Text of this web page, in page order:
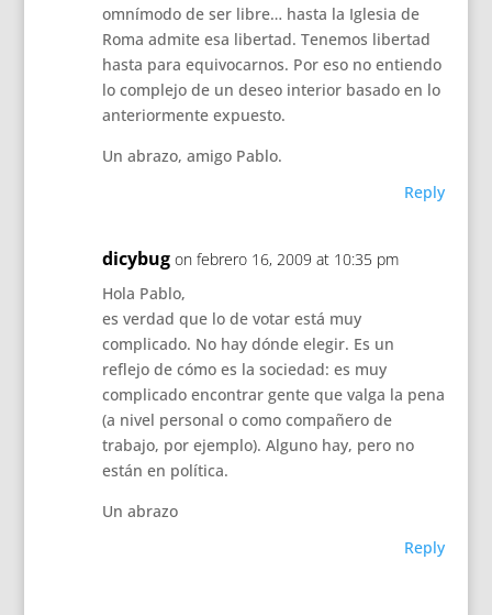
omnímodo de ser libre… hasta la Iglesia de
Roma admite esa libertad. Tenemos libertad
hasta para equivocarnos. Por eso no entiendo
lo complejo de un deseo interior basado en lo
anteriormente expuesto.
Un abrazo, amigo Pablo.
Reply
dicybug on febrero 16, 2009 at 10:35 pm
Hola Pablo,
es verdad que lo de votar está muy
complicado. No hay dónde elegir. Es un
reflejo de cómo es la sociedad: es muy
complicado encontrar gente que valga la pena
(a nivel personal o como compañero de
trabajo, por ejemplo). Alguno hay, pero no
están en política.
Un abrazo
Reply